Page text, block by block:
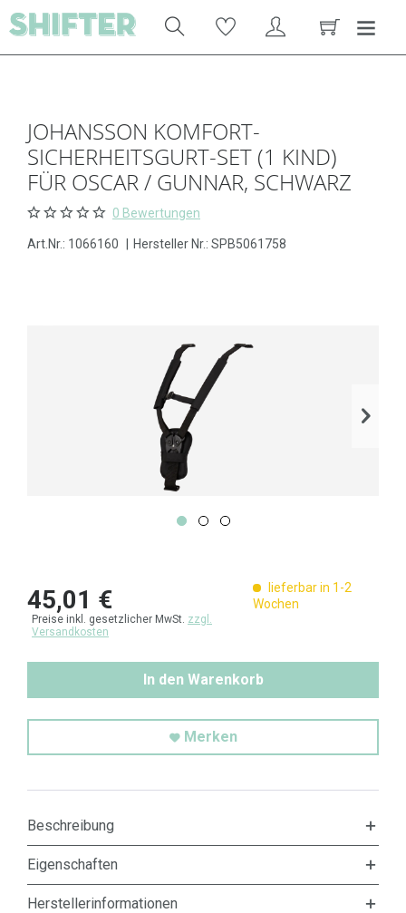
JOHANSSON KOMFORT-
SICHERHEITSGURT-SET (1 KIND)
FÜR OSCAR / GUNNAR, SCHWARZ
0 Bewertungen
Art.Nr.: 1066160 Hersteller Nr.: SPB5061758
45,01 €
Preise inkl. gesetzlicher MwSt. zzgl.
Versandkosten
lieferbar in 1-2
Wochen
In den Warenkorb
Merken
Beschreibung
Eigenschaften
Herstellerinformationen